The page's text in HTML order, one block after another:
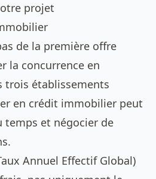
projet
de la première offre
la concurrence en
trois établissements
en crédit immobilier peut
temps et négocier de
Annuel Effectif Global)